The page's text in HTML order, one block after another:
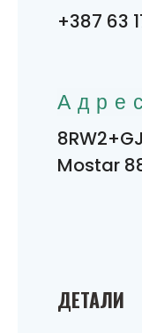
ДЕТАЛИ
+387 63
Адрес
Mostar